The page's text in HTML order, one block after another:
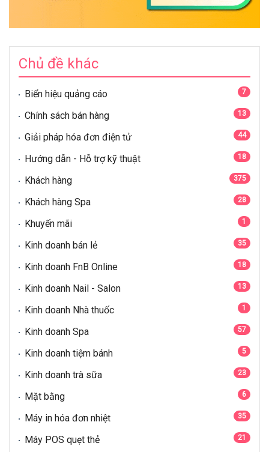
Chủ đề khác
Biển hiệu quảng cáo 7
Chính sách bán hàng 13
Giải pháp hóa đơn điện tử 44
Hướng dẫn - Hỗ trợ kỹ thuật 18
Khách hàng 375
Khách hàng Spa 28
Khuyến mãi 1
Kinh doanh bán lẻ 35
Kinh doanh FnB Online 18
Kinh doanh Nail - Salon 13
Kinh doanh Nhà thuốc 1
Kinh doanh Spa 57
Kinh doanh tiệm bánh 5
Kinh doanh trà sữa 23
Mặt bằng 6
Máy in hóa đơn nhiệt 35
Máy POS quẹt thẻ 21